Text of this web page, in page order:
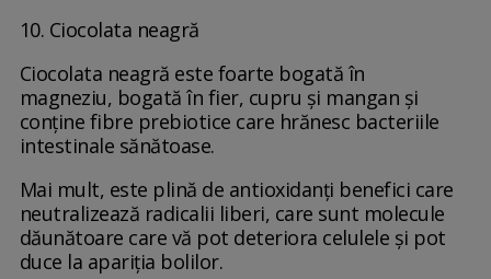
10. Ciocolata neagră
Ciocolata neagră este foarte bogată în
magneziu, bogată în fier, cupru și mangan și
conține fibre prebiotice care hrănesc bacteriile
intestinale sănătoase.
Mai mult, este plină de antioxidanți benefici care
neutralizează radicalii liberi, care sunt molecule
dăunătoare care vă pot deteriora celulele și pot
duce la apariția bolilor.